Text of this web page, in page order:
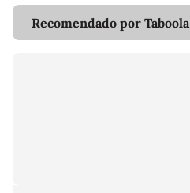
Recomendado por Taboola